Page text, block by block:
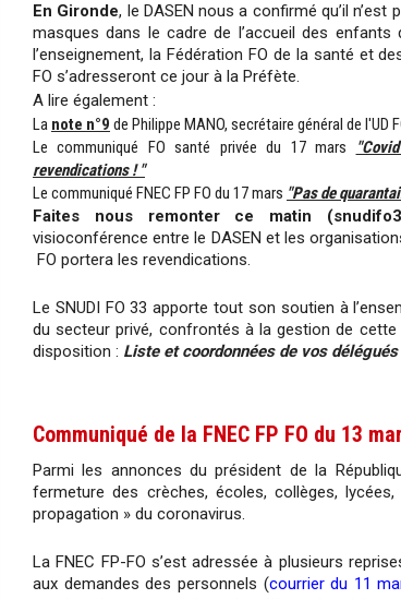
En Gironde, le DASEN nous a confirmé qu’il
masques dans le cadre de l’accueil des
l’enseignement, la Fédération FO de la santé et
FO s’adresseront ce jour à la Préfète.
A lire également :
La note n°9 de Philippe MANO, secrétaire général de l'UD
Le communiqué FO santé privée du 17 mars
revendications ! "
Le communiqué FNEC FP FO du 17 mars "Pas de
Faites nous remonter ce matin
visioconférence entre le DASEN et les
FO portera les revendications.
Le SNUDI FO 33 apporte tout son soutien à
du secteur privé, confrontés à la gestion de
disposition : Liste et coordonnées de vos
Communiqué de la FNEC FP FO du 13
Parmi les annonces du président de la
fermeture des crèches, écoles, collèges,
propagation » du coronavirus.
La FNEC FP-FO s’est adressée à plusieurs
aux demandes des personnels (courrier du 11